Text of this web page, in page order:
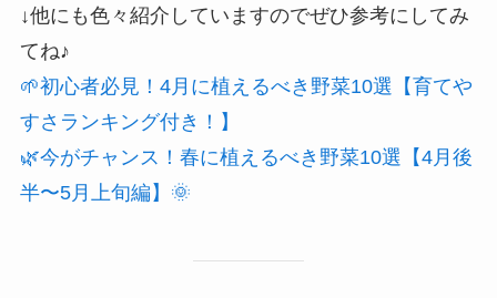
↓他にも色々紹介していますのでぜひ参考にしてみ
てね♪
🌱初心者必見！4月に植えるべき野菜10選【育てや
すさランキング付き！】
🌿今がチャンス！春に植えるべき野菜10選【4月後
半〜5月上旬編】🌞